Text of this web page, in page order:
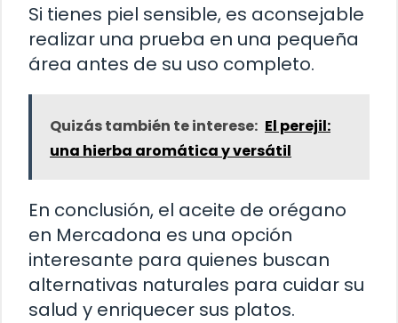
Si tienes piel sensible, es aconsejable
realizar una prueba en una pequeña
área antes de su uso completo.
Quizás también te interese: El perejil:
una hierba aromática y versátil
En conclusión, el aceite de orégano
en Mercadona es una opción
interesante para quienes buscan
alternativas naturales para cuidar su
salud y enriquecer sus platos.